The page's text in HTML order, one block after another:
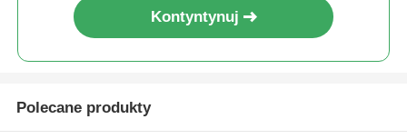
Kontyntynuj
Polecane produkty